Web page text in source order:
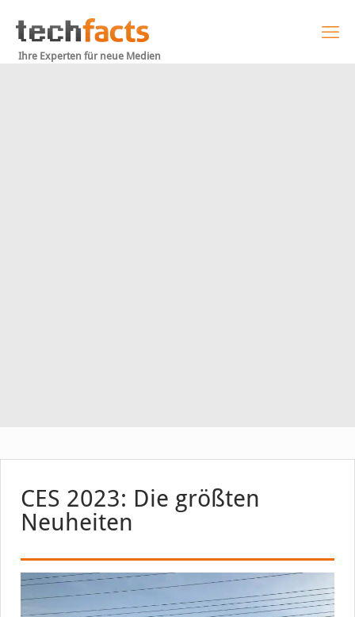
Ihre Experten für neue Medien
CES 2023: Die größten
Neuheiten